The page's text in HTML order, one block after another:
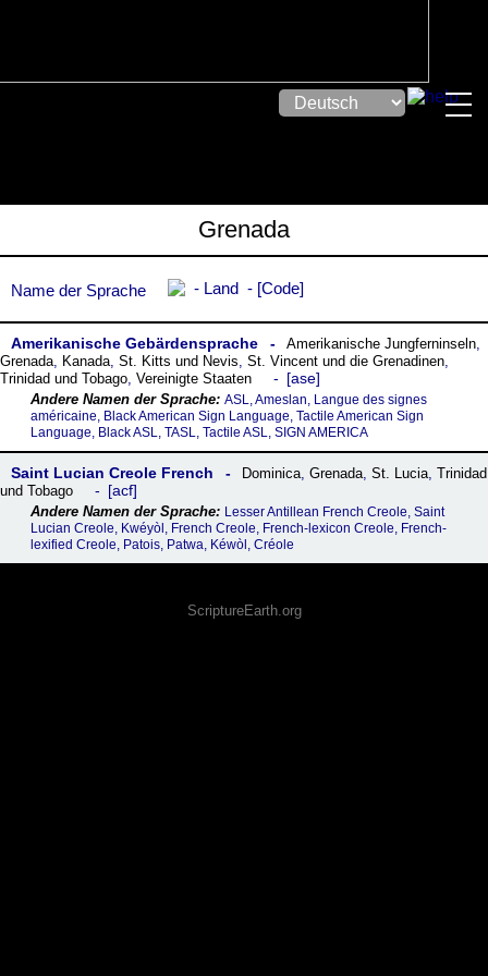
Grenada
Name der Sprache Land Code
Amerikanische Gebärdensprache Amerikanische Jungferninseln,
Grenada, Kanada, St. Kitts und Nevis, St. Vincent und die Grenadinen,
Trinidad und Tobago, Vereinigte Staaten ase
ASL, Ameslan, Langue des signes
américaine, Black American Sign Language, Tactile American Sign
Language, Black ASL, TASL, Tactile ASL, SIGN AMERICA
Saint Lucian Creole French Dominica, Grenada, St. Lucia, Trinidad
und Tobago
acf
Lesser Antillean French Creole, Saint
Lucian Creole, Kwéyòl, French Creole, French-lexicon Creole, French-
lexified Creole, Patois, Patwa, Kéwòl, Créole
ScriptureEarth.org